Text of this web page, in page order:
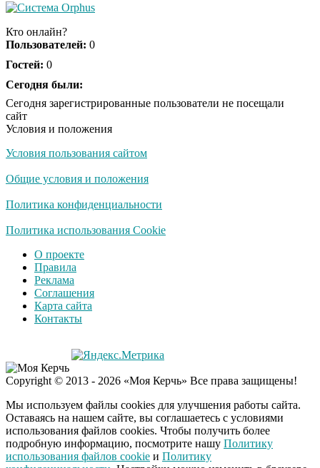
Экс-бойфренд дочери
из-за макарон
Кто онлайн?
Пользователей: 0
Гостей: 0
Сегодня были:
Сегодня зарегистрированные пользователи не посещали
сайт
Условия и положения
Условия пользования сайтом
Общие условия и положения
Политика конфиденциальности
Политика использования Cookie
О проекте
Правила
Реклама
Соглашения
Карта сайта
Контакты
Copyright © 2013 - 2026 «Моя Керчь» Все права защищены!
Мы используем файлы cookies для улучшения работы сайта.
Оставаясь на нашем сайте, вы соглашаетесь с условиями
использования файлов cookies. Чтобы получить более
подробную информацию, посмотрите нашу Политику
использования файлов cookie и Политику